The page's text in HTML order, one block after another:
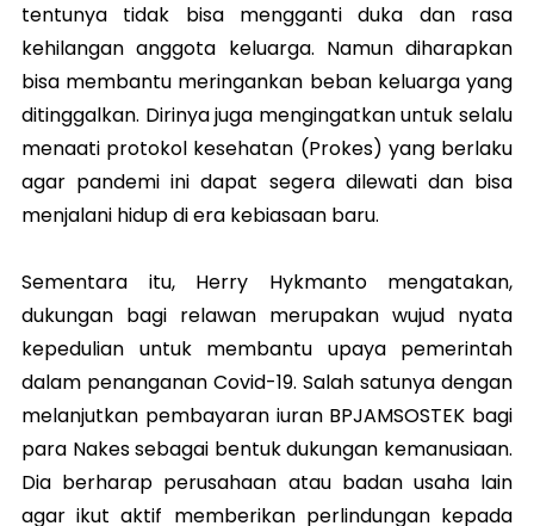
tentunya tidak bisa mengganti duka dan rasa
kehilangan anggota keluarga. Namun diharapkan
bisa membantu meringankan beban keluarga yang
ditinggalkan. Dirinya juga mengingatkan untuk selalu
menaati protokol kesehatan (Prokes) yang berlaku
agar pandemi ini dapat segera dilewati dan bisa
menjalani hidup di era kebiasaan baru.
Sementara itu, Herry Hykmanto mengatakan,
dukungan bagi relawan merupakan wujud nyata
kepedulian untuk membantu upaya pemerintah
dalam penanganan Covid-19. Salah satunya dengan
melanjutkan pembayaran iuran BPJAMSOSTEK bagi
para Nakes sebagai bentuk dukungan kemanusiaan.
Dia berharap perusahaan atau badan usaha lain
agar ikut aktif memberikan perlindungan kepada